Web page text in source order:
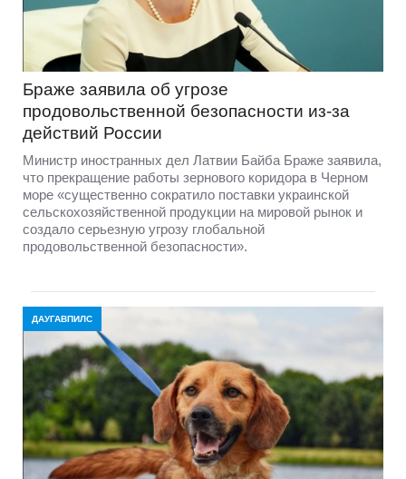
Браже заявила об угрозе
продовольственной безопасности из-за
действий России
Министр иностранных дел Латвии Байба Браже заявила,
что прекращение работы зернового коридора в Черном
море «существенно сократило поставки украинской
сельскохозяйственной продукции на мировой рынок и
создало серьезную угрозу глобальной
продовольственной безопасности».
ДАУГАВПИЛС